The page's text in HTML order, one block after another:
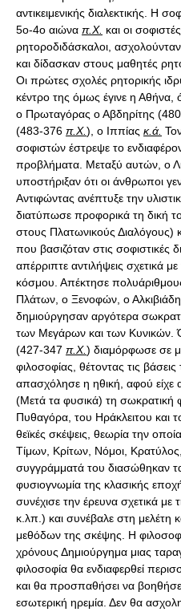
αντικειμενικής διαλεκτικής. Η
5ο-4ο αιώνα π.Χ. και οι
ρητοροδιδάσκαλοι,
και δίδασκαν στους μαθητές
Οι πρώτες σχολές ρητορικής
κέντρο της όμως έγινε η
ο Πρωταγόρας ο Αβδηρίτης
(483-376 π.Χ.), ο Ιππίας κ.ά.
σοφιστών έστρεψε το
προβλήματα. Μεταξύ αυτών, ο
υποστήριξαν ότι οι άνθρωποι
Αντιφώντας ανέπτυξε την
διατύπωσε προφορικά τη δική
στους Πλατωνικούς Διαλόγους)
που βασιζόταν στις σοφιστικές
απέρριπτε αντιλήψεις σχετικά
κόσμου. Απέκτησε
Πλάτων, ο Ξενοφών, ο
δημιούργησαν αργότερα
των Μεγάρων και των
(427-347 π.Χ.) διαμόρφωσε σε
φιλοσοφίας, θέτοντας τις βάσεις
απασχόλησε η ηθική, αφού είχε
(Μετά τα φυσικά) τη σωκρατική
Πυθαγόρα, του Ηράκλειτου και
θεϊκές σκέψεις, θεωρία την
Τίμων, Κρίτων, Νόμοι,
συγγράμματά του διασώθηκαν
φυσιογνωμία της κλασικής
συνέχισε την έρευνα σχετικά με
κ.λπ.) και συνέβαλε στη μελέτη
μεθόδων της σκέψης. Η
χρόνους Δημιούργημα μιας
φιλοσοφία θα ενδιαφερθεί
και θα προσπαθήσει να
εσωτερική ηρεμία. Δεν θα